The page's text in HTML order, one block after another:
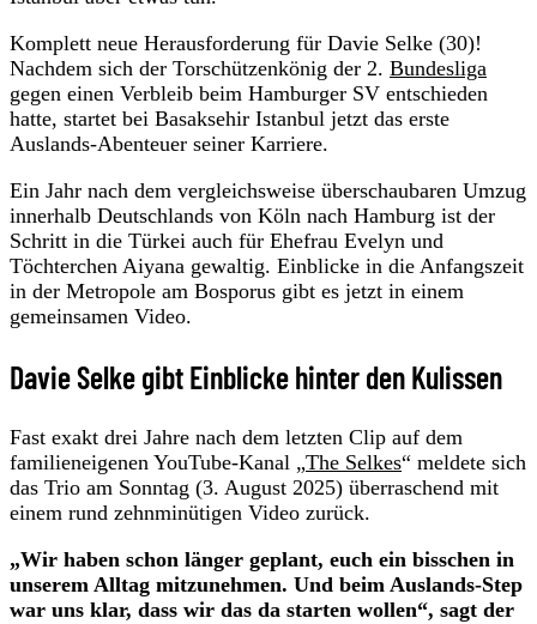
Komplett neue Herausforderung für Davie Selke (30)!
Nachdem sich der Torschützenkönig der 2. Bundesliga
gegen einen Verbleib beim Hamburger SV entschieden
hatte, startet bei Basaksehir Istanbul jetzt das erste
Auslands-Abenteuer seiner Karriere.
Ein Jahr nach dem vergleichsweise überschaubaren Umzug
innerhalb Deutschlands von Köln nach Hamburg ist der
Schritt in die Türkei auch für Ehefrau Evelyn und
Töchterchen Aiyana gewaltig. Einblicke in die Anfangszeit
in der Metropole am Bosporus gibt es jetzt in einem
gemeinsamen Video.
Davie Selke gibt Einblicke hinter den Kulissen
Fast exakt drei Jahre nach dem letzten Clip auf dem
familieneigenen YouTube-Kanal „The Selkes“ meldete sich
das Trio am Sonntag (3. August 2025) überraschend mit
einem rund zehnminütigen Video zurück.
„Wir haben schon länger geplant, euch ein bisschen in
unserem Alltag mitzunehmen. Und beim Auslands-Step
war uns klar, dass wir das da starten wollen“, sagt der